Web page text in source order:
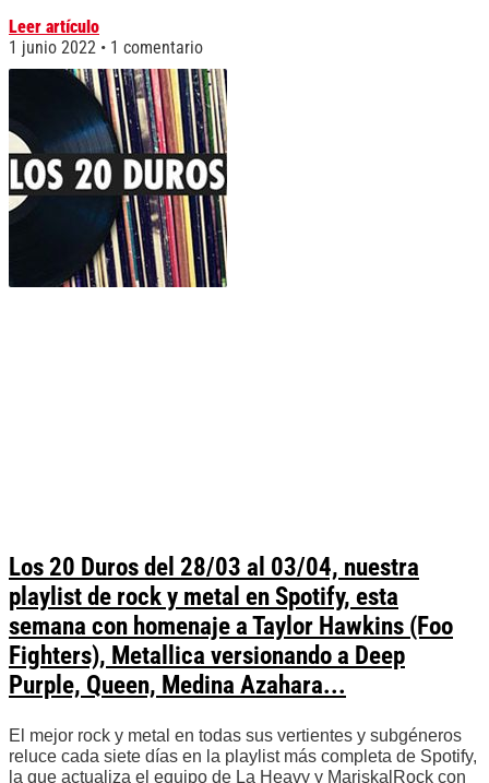
Leer artículo
1 junio 2022
1 comentario
Los 20 Duros del 28/03 al 03/04, nuestra
playlist de rock y metal en Spotify, esta
semana con homenaje a Taylor Hawkins (Foo
Fighters), Metallica versionando a Deep
Purple, Queen, Medina Azahara...
El mejor rock y metal en todas sus vertientes y subgéneros
reluce cada siete días en la playlist más completa de Spotify,
la que actualiza el equipo de La Heavy y MariskalRock con